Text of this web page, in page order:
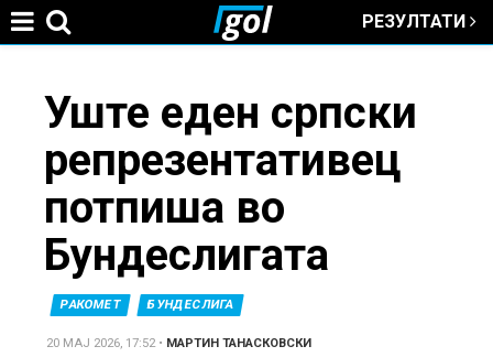
РЕЗУЛТАТИ
You
here
Уште еден српски
репрезентативец
потпиша во
Бундеслигата
РАКОМЕТ БУНДЕСЛИГА
20 МАЈ 2026, 17:52• МАРТИН ТАНАСКОВСКИ